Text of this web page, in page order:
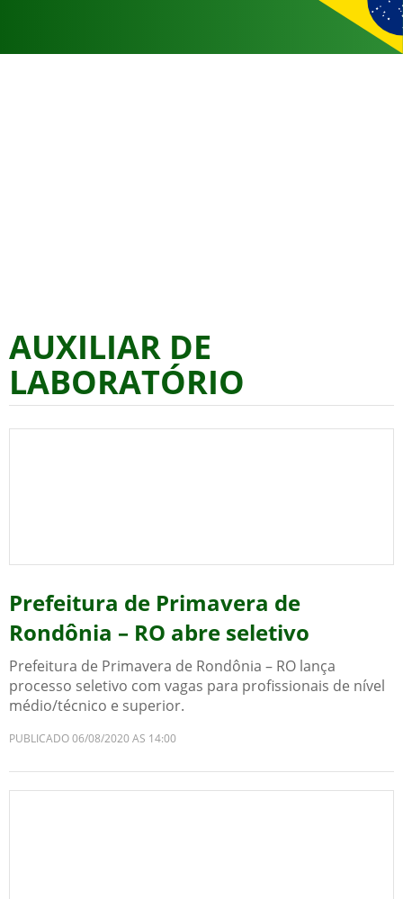
AUXILIAR DE
LABORATÓRIO
Prefeitura de Primavera de
Rondônia – RO abre seletivo
Prefeitura de Primavera de Rondônia – RO lança
processo seletivo com vagas para profissionais de nível
médio/técnico e superior.
PUBLICADO 06/08/2020 AS 14:00